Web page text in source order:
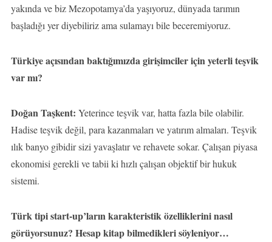
yakında ve biz Mezopotamya’da yaşıyoruz, dünyada tarımın
başladığı yer diyebiliriz ama sulamayı bile beceremiyoruz.
Türkiye açısından baktığımızda girişimciler için yeterli teşvik
var mı?
Doğan Taşkent: Yeterince teşvik var, hatta fazla bile olabilir.
Hadise teşvik değil, para kazanmaları ve yatırım almaları. Teşvik
ılık banyo gibidir sizi yavaşlatır ve rehavete sokar. Çalışan piyasa
ekonomisi gerekli ve tabii ki hızlı çalışan objektif bir hukuk
sistemi.
Türk tipi start-up’ların karakteristik özelliklerini nasıl
görüyorsunuz? Hesap kitap bilmedikleri söyleniyor…